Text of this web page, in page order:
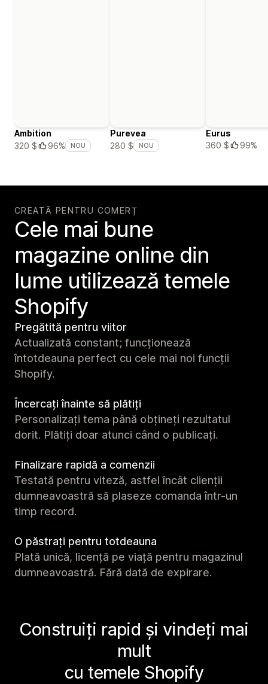
Ambition
320 $
96% NOU
Purevea
280 $
NOU
Eurus
360 $
99%
CREATĂ PENTRU COMERȚ
Cele mai bune
magazine online din
lume utilizează temele
Shopify
Pregătită pentru viitor
Actualizată constant; funcționează
întotdeauna perfect cu cele mai noi funcții
Shopify.
Încercați înainte să plătiți
Personalizați tema până obțineți rezultatul
dorit. Plătiți doar atunci când o publicați.
Finalizare rapidă a comenzii
Testată pentru viteză, astfel încât clienții
dumneavoastră să plaseze comanda într-un
timp record.
O păstrați pentru totdeauna
Plată unică, licență pe viață pentru magazinul
dumneavoastră. Fără dată de expirare.
Construiți rapid și vindeți mai
mult
cu temele Shopify